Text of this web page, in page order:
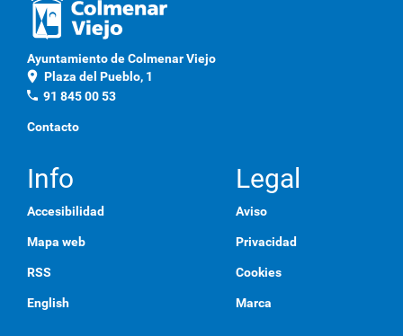
Ayuntamiento de Colmenar Viejo
location_on Plaza del Pueblo, 1
phone 91 845 00 53
Contacto
Info
Accesibilidad
Mapa web
RSS
English
Legal
Aviso
Privacidad
Cookies
Marca